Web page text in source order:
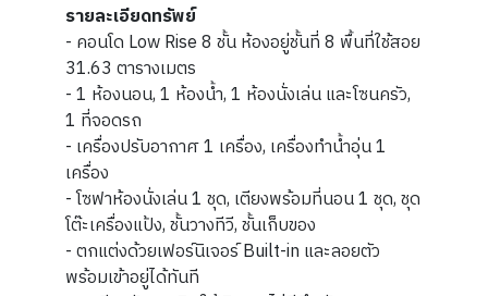
รายละเอียดทรัพย์
- คอนโด Low Rise 8 ชั้น ห้องอยู่ชั้นที่ 8 พื้นที่ใช้สอย
31.63 ตารางเมตร
- 1 ห้องนอน, 1 ห้องน้ำ, 1 ห้องนั่งเล่น และโซนครัว,
1 ที่จอดรถ
- เครื่องปรับอากาศ 1 เครื่อง, เครื่องทำน้ำอุ่น 1
เครื่อง
- โซฟาห้องนั่งเล่น 1 ชุด, เตียงพร้อมที่นอน 1 ชุด, ชุด
โต๊ะเครื่องแป้ง, ชั้นวางทีวี, ชั้นเก็บของ
- ตกแต่งด้วยเฟอร์นิเจอร์ Built-in และลอยตัว
พร้อมเข้าอยู่ได้ทันที